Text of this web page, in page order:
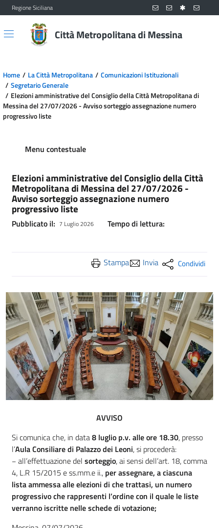
Vai al contenuto principale
Vai al menu principale
Regione Siciliana
Città Metropolitana di Messina
Home La Città Metropolitana
Comunicazioni Istituzionali
Segretario Generale
Elezioni amministrative del Consiglio della Città Metropolitana di
Messina del 27/07/2026 - Avviso sorteggio assegnazione numero
progressivo liste
Menu contestuale
Elezioni amministrative del Consiglio della Città
Metropolitana di Messina del 27/07/2026 -
Avviso sorteggio assegnazione numero
progressivo liste
Pubblicato il: 7 Luglio 2026 Tempo di lettura:
Stampa Invia Condividi
AVVISO
Si comunica che, in data8 luglio p.v. alle ore 18.30, presso
l’Aula Consiliare di Palazzo dei Leoni, si procederà:
− all’effettuazione del sorteggio, ai sensi dell’art. 18, comma
4, L.R 15/2015 e ss.mm.e ii., per assegnare, a ciascuna
lista ammessa alle elezioni di che trattasi, un numero
progressivo che rappresenti l’ordine con il quale le liste
verranno iscritte nelle schede di votazione;